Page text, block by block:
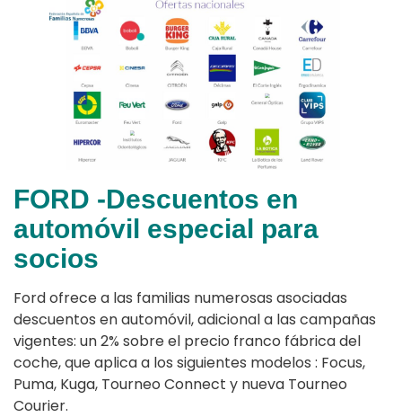
FORD -Descuentos en
automóvil especial para
socios
Ford ofrece a las familias numerosas asociadas
descuentos en automóvil, adicional a las campañas
vigentes: un 2% sobre el precio franco fábrica del
coche, que aplica a los siguientes modelos : Focus,
Puma, Kuga, Tourneo Connect y nueva Tourneo
Courier.